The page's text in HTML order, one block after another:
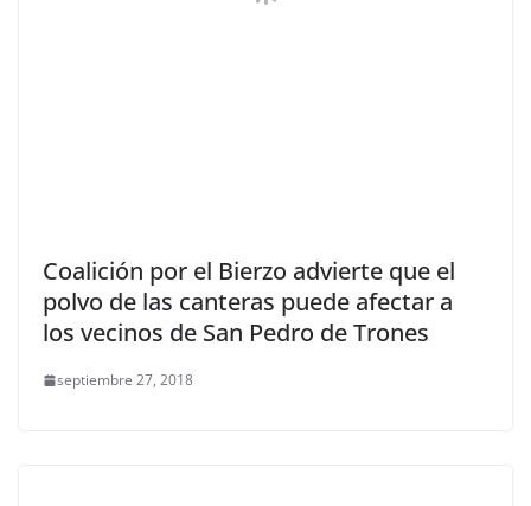
Coalición por el Bierzo advierte que el
polvo de las canteras puede afectar a
los vecinos de San Pedro de Trones
septiembre 27, 2018